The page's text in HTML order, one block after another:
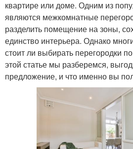
квартире или доме. Одним из
являются межкомнатные
разделить помещение на зоны,
единство интерьера. Однако
стоит ли выбирать перегородки
этой статье мы разберемся,
предложение, и что именно вы